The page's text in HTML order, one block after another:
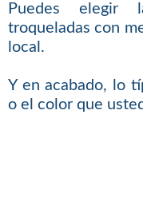
Puedes elegir
troqueladas con
local.
Y en acabado, lo
o el color que